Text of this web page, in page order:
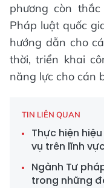
phương còn
Pháp luật quốc
hướng dẫn cho
thời, triển khai
năng lực cho cán
TIN LIÊN QUAN
Thực hiện
vụ trên lĩnh
Ngành Tư
trong những